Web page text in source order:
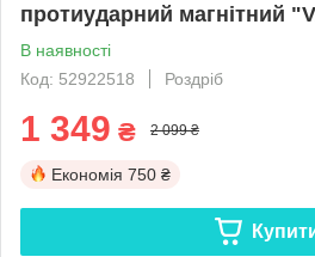
протиударний магнітний
В наявності
Код: 52922518
Роздріб
1 349 ₴ 2 099 ₴
Економія 750 ₴